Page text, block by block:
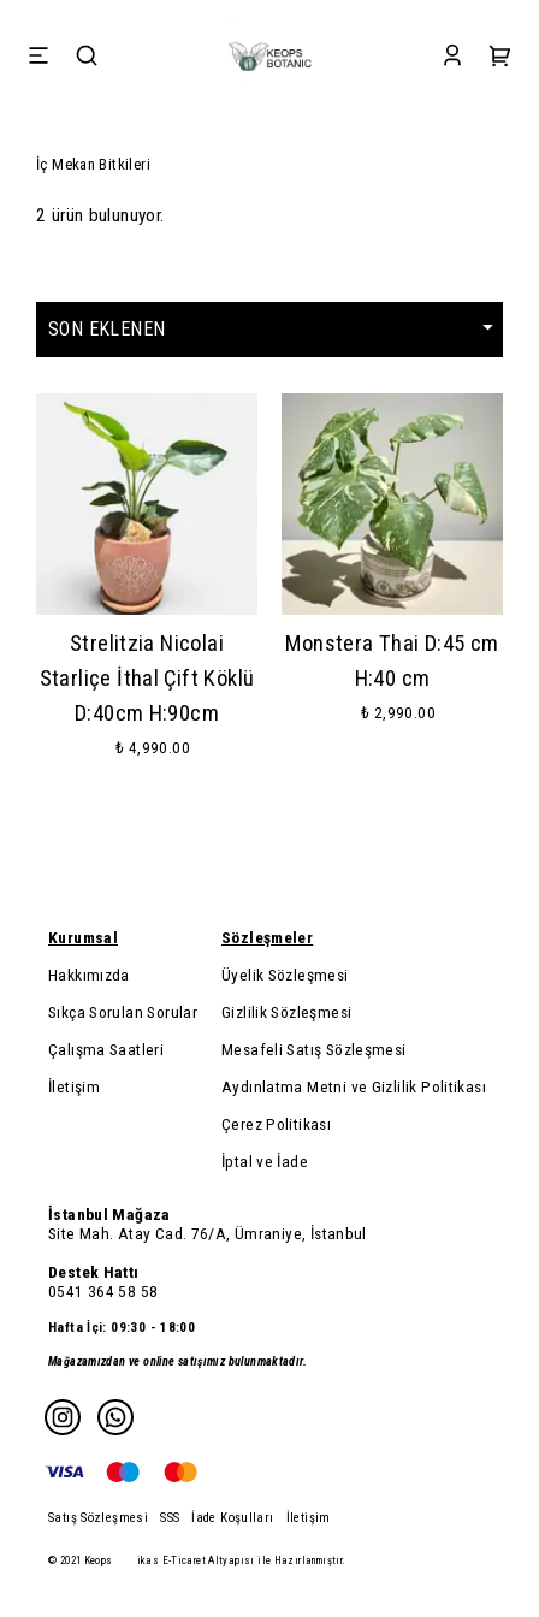
İç Mekan Bitkileri
2 ürün bulunuyor.
Strelitzia Nicolai
Starliçe İthal Çift Köklü
D:40cm H:90cm
₺ 4,990.00
Monstera Thai D:45 cm
H:40 cm
₺ 2,990.00
Kurumsal
Hakkımızda
Sıkça Sorulan Sorular
Çalışma Saatleri
İletişim
Sözleşmeler
Üyelik Sözleşmesi
Gizlilik Sözleşmesi
Mesafeli Satış Sözleşmesi
Aydınlatma Metni ve Gizlilik Politikası
Çerez Politikası
İptal ve İade
İstanbul Mağaza
Site Mah. Atay Cad. 76/A, Ümraniye, İstanbul
Destek Hattı
0541 364 58 58
Hafta İçi: 09:30 - 18:00
Mağazamızdan ve online satışımız bulunmaktadır.
© 2021 Keops ikas E-Ticaret Altyapısı ile Hazırlanmıştır.
Satış Sözleşmesi SSS İade Koşulları İletişim